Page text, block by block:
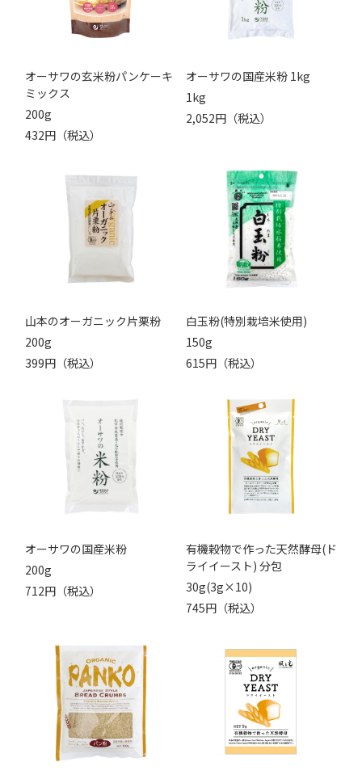
オーサワの玄米粉パンケーキ
ミックス
200g
432円（税込）
オーサワの国産米粉 1kg
1kg
2,052円（税込）
山本のオーガニック片栗粉
200g
399円（税込）
白玉粉(特別栽培米使用)
150g
615円（税込）
オーサワの国産米粉
200g
712円（税込）
有機穀物で作った天然酵母(ド
ライイースト) 分包
30g(3g×10)
745円（税込）